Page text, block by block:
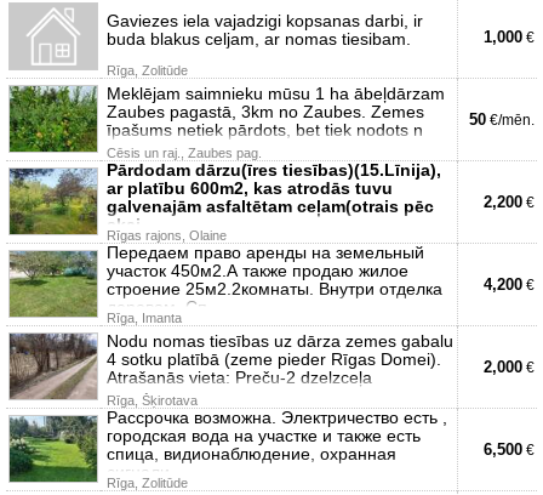
Gaviezes iela vajadzigi kopsanas darbi, ir
buda blakus celjam, ar nomas tiesibam.
Rīga, Zolitūde
1,000 €
Meklējam saimnieku mūsu 1 ha ābeļdārzam
Zaubes pagastā, 3km no Zaubes. Zemes
īpašums netiek pārdots, bet tiek nodots n
Cēsis un raj., Zaubes pag.
50 €/mēn.
Pārdodam dārzu(īres tiesības)(15.Līnija),
ar platību 600m2, kas atrodās tuvu
galvenajām asfaltētam ceļam(otrais pēc
skai
Rīgas rajons, Olaine
2,200 €
Передаем право аренды на земельный
участок 450м2.А также продаю жилое
строение 25м2.2комнаты. Внутри отделка
деревом. Сп
Rīga, Imanta
4,200 €
Nodu nomas tiesības uz dārza zemes gabalu
4 sotku platībā (zeme pieder Rīgas Domei).
Atrašanās vieta: Preču-2 dzelzceļa
Rīga, Šķirotava
2,000 €
Рассрочка возможна. Электричество есть ,
городская вода на участке и также есть
спица, видионаблюдение, охранная
сигнали
Rīga, Zolitūde
6,500 €